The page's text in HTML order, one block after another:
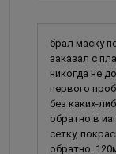
брал маску
заказал с
никогда не
первого
без каких-
обратно в
сетку,
обратно.